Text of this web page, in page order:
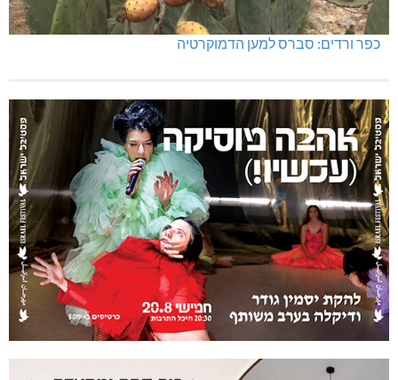
כפר ורדים: סברס למען הדמוקרטיה